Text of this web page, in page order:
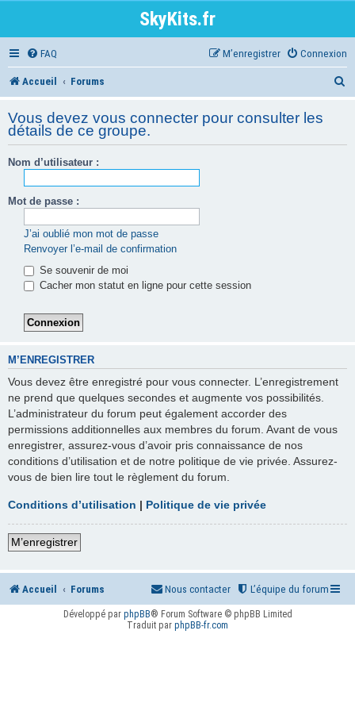
SkyKits.fr
FAQ Connexion
M’enregistrer
Accueil Forums
Vous devez vous connecter pour consulter les
détails de ce groupe.
Nom d’utilisateur :
Mot de passe :
J’ai oublié mon mot de passe
Renvoyer l’e-mail de confirmation
Se souvenir de moi
Cacher mon statut en ligne pour cette session
M’ENREGISTRER
Vous devez être enregistré pour vous connecter. L’enregistrement
ne prend que quelques secondes et augmente vos possibilités.
L’administrateur du forum peut également accorder des
permissions additionnelles aux membres du forum. Avant de vous
enregistrer, assurez-vous d’avoir pris connaissance de nos
conditions d’utilisation et de notre politique de vie privée. Assurez-
vous de bien lire tout le règlement du forum.
Conditions d’utilisation | Politique de vie privée
M’enregistrer
Accueil Forums L’équipe du forum
Nous contacter
Développé par phpBB® Forum Software © phpBB Limited
Traduit par phpBB-fr.com